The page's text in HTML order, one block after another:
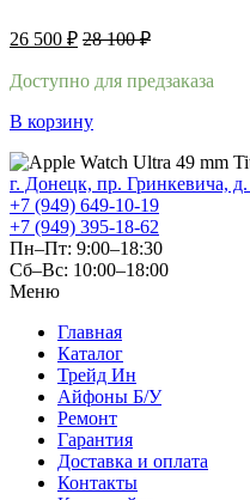
26 500 ₽ 28 100₽
Доступно для предзаказа
В корзину
г. Донецк, пр. Гринкевича,
+7 (949) 649-10-19
+7 (949) 395-18-62
Пн–Пт: 9:00–18:30
Сб–Вс: 10:00–18:00
Меню
Главная
Каталог
Трейд Ин
Айфоны Б/У
Ремонт
Гарантия
Доставка и оплата
Контакты